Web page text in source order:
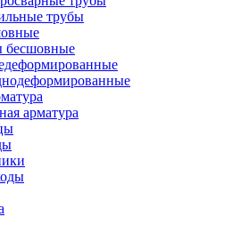
трубы
бесшовные
арматура